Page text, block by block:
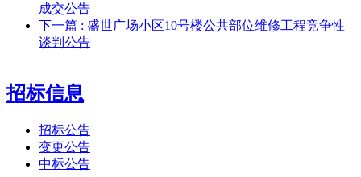
成交公告
下一篇 : 盛世广场小区10号楼公共部位维修工程竞争性
谈判公告
招标信息
招标公告
变更公告
中标公告